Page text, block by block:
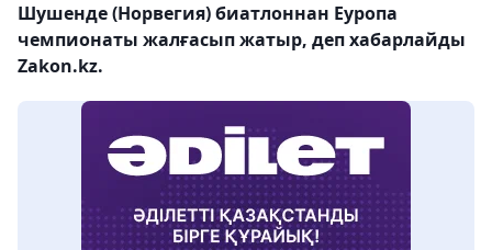
Шушенде (Норвегия) биатлоннан Еуропа
чемпионаты жалғасып жатыр, деп хабарлайды
Zakon.kz.